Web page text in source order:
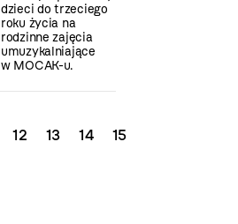
dzieci do trzeciego
roku życia na
rodzinne zajęcia
umuzykalniające
w MOCAK-u.
12 13 14 15